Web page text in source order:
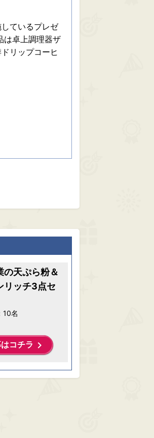
ているプレゼ
は卓上調理器ザ
リップコーヒ
の天ぷら粉＆
リッチ3点セ
10名
コチラ keyboard_arrow_right